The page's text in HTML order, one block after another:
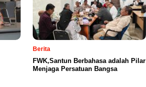
Berita
FWK,Santun Berbahasa adalah Pilar
Menjaga Persatuan Bangsa